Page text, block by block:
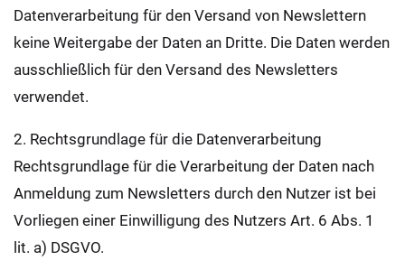
Datenverarbeitung für den Versand von Newslettern
keine Weitergabe der Daten an Dritte. Die Daten werden
ausschließlich für den Versand des Newsletters
verwendet.
2. Rechtsgrundlage für die Datenverarbeitung
Rechtsgrundlage für die Verarbeitung der Daten nach
Anmeldung zum Newsletters durch den Nutzer ist bei
Vorliegen einer Einwilligung des Nutzers Art. 6 Abs. 1
lit. a) DSGVO.